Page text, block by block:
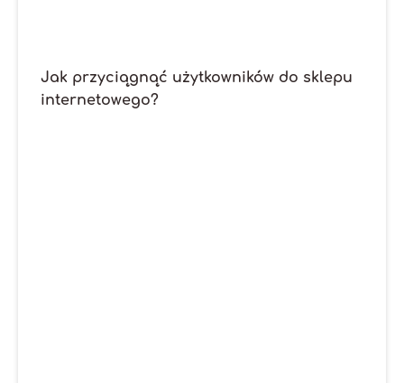
Jak przyciągnąć użytkowników do sklepu
internetowego?